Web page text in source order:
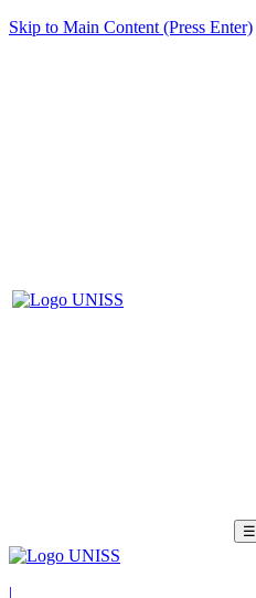
Skip to Main Content (Press Enter)
☰
|